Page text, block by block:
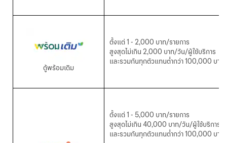
ตู้พร้อมเติม
ตั้งแต่ 1 - 2,000 บาท/รายการ
สูงสุดไม่เกิน 2,000 บาท/วัน/ผู้ใช้บริการ
และรวมกันทุกตัวแทนต่ำกว่า100,000 บาท
ตั้งแต่1 - 5,000 บาท/รายการ
สูงสุดไม่เกิน 40,000 บาท/วัน/ผู้ใช้บริการ
และรวมกันทุกตัวแทนต่ำกว่า100,000 บาท